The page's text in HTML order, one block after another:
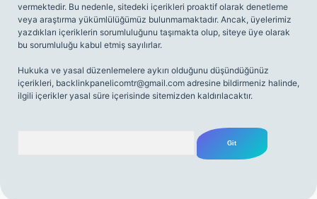
vermektedir. Bu nedenle, sitedeki içerikleri proaktif olarak denetleme
veya araştırma yükümlülüğümüz bulunmamaktadır. Ancak, üyelerimiz
yazdıkları içeriklerin sorumluluğunu taşımakta olup, siteye üye olarak
bu sorumluluğu kabul etmiş sayılırlar.
Hukuka ve yasal düzenlemelere aykırı olduğunu düşündüğünüz
içerikleri, backlinkpanelicomtr@gmail.com adresine bildirmeniz halinde,
ilgili içerikler yasal süre içerisinde sitemizden kaldırılacaktır.